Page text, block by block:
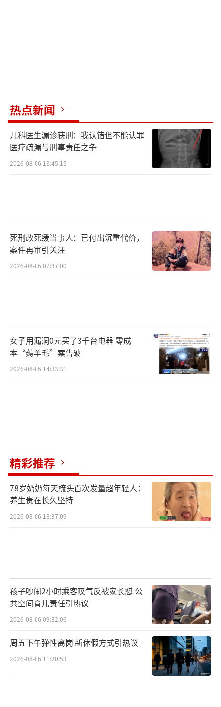
热点新闻
儿科医生漏诊获刑：我认错但不能认罪
医疗疏漏与刑事责任之争
2026-08-06 13:45:15
死刑改死缓当事人：已付出沉重代价，
案件再审引关注
2026-08-06 07:37:00
女子用漏洞0元买了3千台电器 零成
本“薅羊毛”案告破
2026-08-06 14:33:31
精彩推荐
78岁奶奶每天梳头百次发量超年轻人：
养生贵在长久坚持
2026-08-06 13:37:09
孩子吵闹2小时乘客叹气反被家长怼 公
共空间育儿责任引热议
2026-08-06 09:32:06
周五下午弹性离岗 新休假方式引热议
2026-08-06 11:20:53